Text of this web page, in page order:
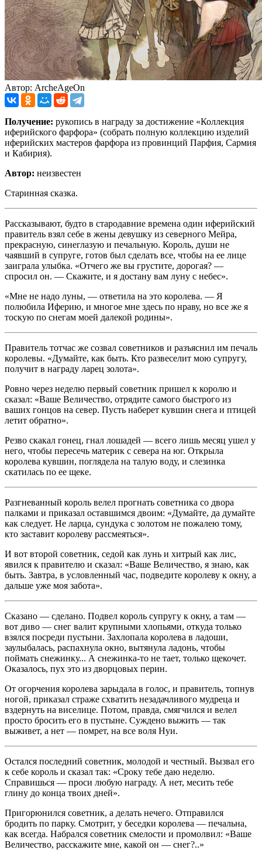
Автор: ArcheAgeOn
Получение: рукопись в награду за достижение «Коллекция
иферийского фарфора» (собрать полную коллекцию изделий
иферийских мастеров фарфора из провинций Парфия, Сармия
и Кабирия).
Автор: неизвестен
Старинная сказка.
Рассказывают, будто в стародавние времена один иферийский
правитель взял себе в жены девушку из северного Мейра,
прекрасную, синеглазую и печальную. Король, души не
чаявший в супруге, готов был сделать все, чтобы на ее лице
заиграла улыбка. «Отчего же вы грустите, дорогая? —
спросил он. — Скажите, и я достану вам луну с небес».
«Мне не надо луны, — ответила на это королева. — Я
полюбила Иферию, и многое мне здесь по нраву, но все же я
тоскую по снегам моей далекой родины».
Правитель тотчас же созвал советников и разъяснил им печаль
королевы. «Думайте, как быть. Кто развеселит мою супругу,
получит в награду ларец золота».
Ровно через неделю первый советник пришел к королю и
сказал: «Ваше Величество, отрядите самого быстрого из
ваших гонцов на север. Пусть наберет кувшин снега и птицей
летит обратно».
Резво скакал гонец, гнал лошадей — всего лишь месяц ушел у
него, чтобы пересечь материк с севера на юг. Открыла
королева кувшин, поглядела на талую воду, и слезинка
скатилась по ее щеке.
Разгневанный король велел прогнать советника со двора
палками и приказал оставшимся двоим: «Думайте, да думайте
как следует. Не ларца, сундука с золотом не пожалею тому,
кто заставит королеву рассмеяться».
И вот второй советник, седой как лунь и хитрый как лис,
явился к правителю и сказал: «Ваше Величество, я знаю, как
быть. Завтра, в условленный час, подведите королеву к окну, а
дальше уже моя забота».
Сказано — сделано. Подвел король супругу к окну, а там —
вот диво — снег валит крупными хлопьями, откуда только
взялся посреди пустыни. Захлопала королева в ладоши,
заулыбалась, распахнула окно, вытянула ладонь, чтобы
поймать снежинку... А снежинка-то не тает, только щекочет.
Оказалось, пух это из дворцовых перин.
От огорчения королева зарыдала в голос, и правитель, топнув
ногой, приказал страже схватить незадачливого мудреца и
вздернуть на виселице. Потом, правда, смягчился и велел
просто бросить его в пустыне. Суждено выжить — так
выживет, а нет — помрет, на все воля Нуи.
Остался последний советник, молодой и честный. Вызвал его
к себе король и сказал так: «Сроку тебе даю неделю.
Справишься — проси любую награду. А нет, месить тебе
глину до конца твоих дней».
Пригорюнился советник, а делать нечего. Отправился
бродить по парку. Смотрит, у беседки королева — печальна,
как всегда. Набрался советник смелости и промолвил: «Ваше
Величество, расскажите мне, какой он — снег?..»